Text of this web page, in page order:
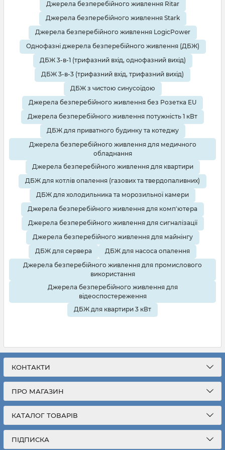
Джерела безперебійного живлення Ritar
Джерела безперебійного живлення Stark
Джерела безперебійного живлення LogicPower
Однофазні джерела безперебійного живлення (ДБЖ)
ДБЖ 3-в-1 (трифазний вхід, однофазний вихід)
ДБЖ 3-в-3 (трифазний вхід, трифазний вихід)
ДБЖ з чистою синусоїдою
Джерела безперебійного живлення без Розетка EU
Джерела безперебійного живлення потужність 1 кВт
ДБЖ для приватного будинку та котеджу
Джерела безперебійного живлення для медичного
обладнання
Джерела безперебійного живлення для квартири
ДБЖ для котлів опалення (газових та твердопаливних)
ДБЖ для холодильника та морозильної камери
Джерела безперебійного живлення для комп'ютера
Джерела безперебійного живлення для сигналізації
Джерела безперебійного живлення для майнінгу
ДБЖ для сервера
ДБЖ для насоса опалення
Джерела безперебійного живлення для промислового
використання
Джерела безперебійного живлення для
відеоспостереження
ДБЖ для квартири 3 кВт
КОНТАКТИ
ПРО МАГАЗИН
КАТАЛОГ ТОВАРІВ
ПІДПИСКА